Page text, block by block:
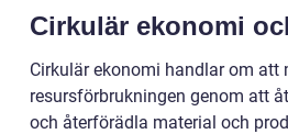
Cirkulär ekonomi
Cirkulär ekonomi handlar om att
resursförbrukningen genom att
och återförädla material och